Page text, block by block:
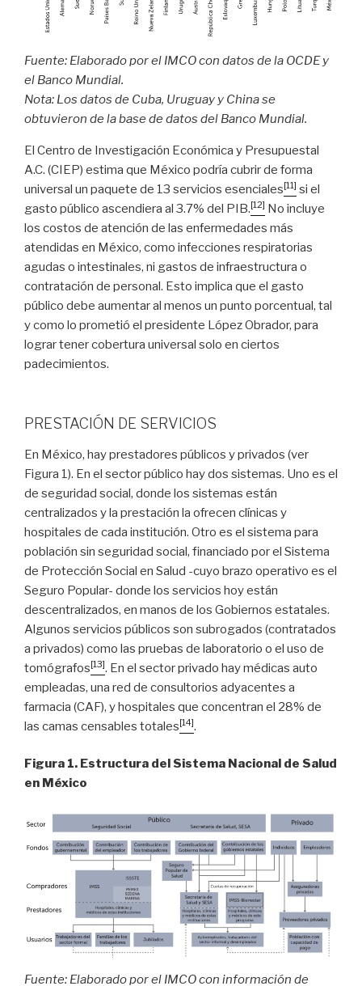
Fuente: Elaborado por el IMCO con datos de la OCDE y
el Banco Mundial.
Nota: Los datos de Cuba, Uruguay y China se
obtuvieron de la base de datos del Banco Mundial.
El Centro de Investigación Económica y Presupuestal
A.C. (CIEP) estima que México podría cubrir de forma
universal un paquete de 13 servicios esenciales[11] si el
gasto público ascendiera al 3.7% del PIB.[12] No incluye
los costos de atención de las enfermedades más
atendidas en México, como infecciones respiratorias
agudas o intestinales, ni gastos de infraestructura o
contratación de personal. Esto implica que el gasto
público debe aumentar al menos un punto porcentual, tal
y como lo prometió el presidente López Obrador, para
lograr tener cobertura universal solo en ciertos
padecimientos.
PRESTACIÓN DE SERVICIOS
En México, hay prestadores públicos y privados (ver
Figura 1). En el sector público hay dos sistemas. Uno es el
de seguridad social, donde los sistemas están
centralizados y la prestación la ofrecen clínicas y
hospitales de cada institución. Otro es el sistema para
población sin seguridad social, financiado por el Sistema
de Protección Social en Salud -cuyo brazo operativo es el
Seguro Popular- donde los servicios hoy están
descentralizados, en manos de los Gobiernos estatales.
Algunos servicios públicos son subrogados (contratados
a privados) como las pruebas de laboratorio o el uso de
tomógrafos[13]. En el sector privado hay médicas auto
empleadas, una red de consultorios adyacentes a
farmacia (CAF), y hospitales que concentran el 28% de
las camas censables totales[14].
Figura 1. Estructura del Sistema Nacional de Salud
en México
Fuente: Elaborado por el IMCO con información de